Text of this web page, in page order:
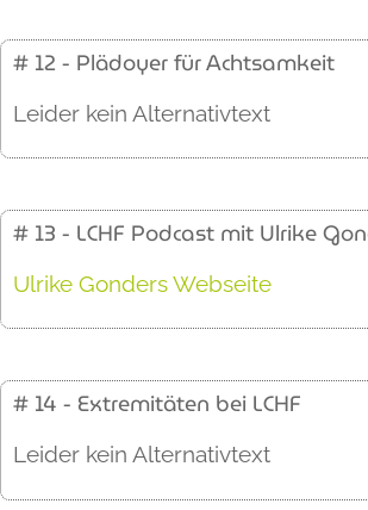
# 12 - Plädoyer für Achtsamkeit
Leider kein Alternativtext
# 13 - LCHF Podcast mit Ulrike
Ulrike Gonders Webseite
# 14 - Extremitäten bei LCHF
Leider kein Alternativtext